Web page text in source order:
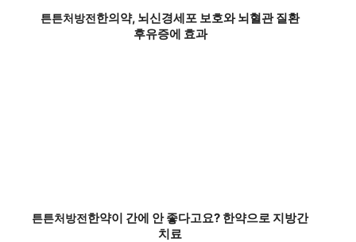
튼튼처방전한의약, 뇌신경세포 보호와 뇌혈관 질환
후유증에 효과
튼튼처방전한약이 간에 안 좋다고요? 한약으로 지방간
치료